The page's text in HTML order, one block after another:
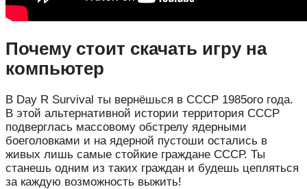
Почему стоит скачать игру на
компьютер
В Day R Survival ты вернёшься в СССР 1985ого года.
В этой альтернативной истории территория СССР
подверглась массовому обстрелу ядерными
боеголовками и на ядерной пустоши остались в
живых лишь самые стойкие граждане СССР. Ты
станешь одним из таких граждан и будешь цепляться
за каждую возможность выжить!